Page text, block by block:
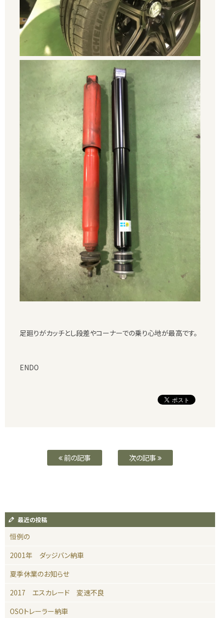
足廻りがカッチとし段差やコーナーでの乗り心地が最高です。
ENDO
前の記事 次の記事
最近の投稿
恒例の
2001年 ダッジバン納車
夏季休業のお知らせ
2017 エスカレード 変速不良
OSOトレーラー納車